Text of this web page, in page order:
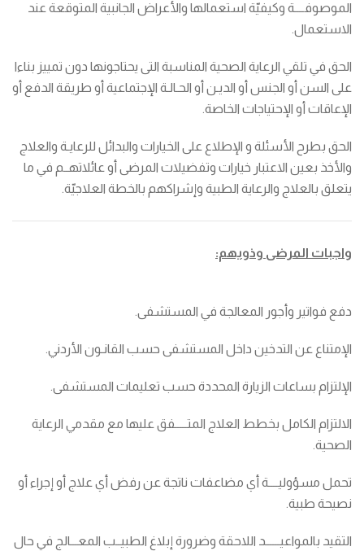
الموصوفــــة وكيفيّة استعمالها والأعراض الجانبية المتوقعة عند
الاستعمال.
الحق في تلقي الرعاية الصحية المناسبة التى يحتاجونها دون تمييز بناءا
على السن أو الجنس أو الديـن أو الحـالـة الإجتماعية أو طريقة الدفع أو
الإعاقات أو الإحتياجات الخاصة.
الحق بطرح الأسئلة و الإطلاع على الخيارات والبدائل للرعايـة والعلاج
والأخذ بعين الاعتبار خيارات وتفضيلات المرضى أو عائلاتهــم في ما
يتعلق بالعلاج والرعاية الطبية وإشراكهم بالخطة العلاجيّة.
واجبات المرضى وذويهم:
دفع فواتير وأجور المعالجة في المستشفى.
الإمتناع عن التدخين داخل المستشفى حسب القانـون الأردني.
الإلتزام بساعات الزيارة المحددة حسب تعليمات المستشفى.
الالتزام الكامل بخطط العلاج المتـــــفق عليها مع مقدمي الرعاية
الصحية.
تحمل مسؤوليــــة أي مضاعفات ناتجة عن رفض أي علاج أو إجراء أو
نصيحة طبية.
التقيد بالمواعيــــــد اللاحقة وضرورة إبلاغ الطبيــب المعـــالج في حال